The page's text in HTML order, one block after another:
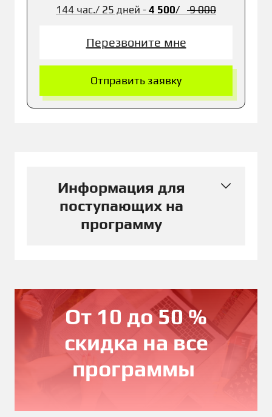
144 час./ 25 дней - 4 500/ 9 000
Перезвоните мне
Отправить заявку
Информация для
поступающих на
программу
От 10 до 50 %
скидка на все
программы